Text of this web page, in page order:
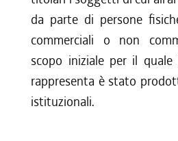
da parte di persone
commerciali o non
scopo iniziale per il
rappresenta è stato
istituzionali.